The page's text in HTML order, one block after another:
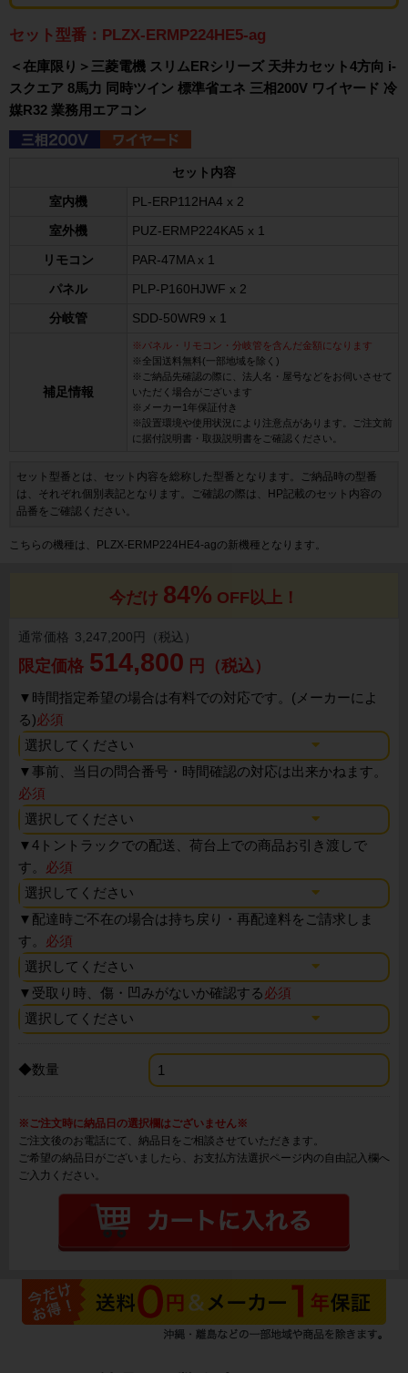
セット型番：PLZX-ERMP224HE5-ag
＜在庫限り＞三菱電機 スリムERシリーズ 天井カセット4方向 i-
スクエア 8馬力 同時ツイン 標準省エネ 三相200V ワイヤード 冷
媒R32 業務用エアコン
セット内容
室内機 PL-ERP112HA4 x 2
室外機 PUZ-ERMP224KA5 x 1
リモコン PAR-47MA x 1
パネル PLP-P160HJWF x 2
分岐管 SDD-50WR9 x 1
補足情報
※パネル・リモコン・分岐管を含んだ金額になります
※全国送料無料(一部地域を除く)
※ご納品先確認の際に、法人名・屋号などをお伺いさせて
いただく場合がございます
※メーカー1年保証付き
※設置環境や使用状況により注意点があります。ご注文前
に据付説明書・取扱説明書をご確認ください。
セット型番とは、セット内容を総称した型番となります。ご納品時の型番
は、それぞれ個別表記となります。ご確認の際は、HP記載のセット内容の
品番をご確認ください。
こちらの機種は、PLZX-ERMP224HE4-agの新機種となります。
今だけ 84% OFF以上！
通常価格 3,247,200円（税込）
限定価格 514,800 円（税込）
▼ 時間指定希望の場合は有料での対応です。(メーカーによ
る)必須
▼事前、当日の問合番号・時間確認の対応は出来かねます。
必須
▼4トントラックでの配送、荷台上での商品お引き渡しで
す。 必須
▼ 配達時ご不在の場合は持ち戻り・再配達料をご請求しま
す。 必須
▼ 受取り時、傷・凹みがないか確認する必須
◆数量
※ご注文時に納品日の選択欄はございません※
ご注文後のお電話にて、納品日をご相談させていただきます。
ご希望の納品日がございましたら、お支払方法選択ページ内の自由記入欄へ
ご入力ください。